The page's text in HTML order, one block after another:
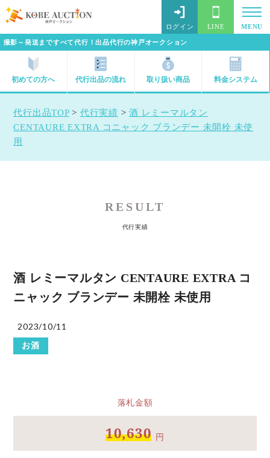
撮影～発送まですべて代行！出品代行の神戸オークション
ログイン LINE MENU
初めての方へ 代行出品の流れ 取り扱い商品 料金システム
代行出品TOP> 代行実績 >酒 レミーマルタン
CENTAURE EXTRA コニャック ブランデー 未開栓 未使
用
RESULT
代行実績
酒 レミーマルタン CENTAURE EXTRA コ
ニャック ブランデー 未開栓 未使用
2023/10/11
お酒
落札金額
10,630 円